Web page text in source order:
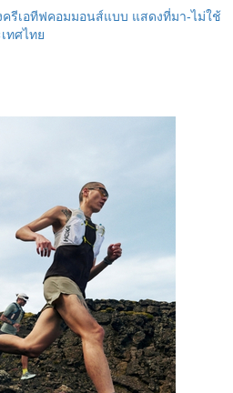
เอทีฟคอมมอนส์แบบ แสดงที่มา-ไม่ใช้
ทศไทย